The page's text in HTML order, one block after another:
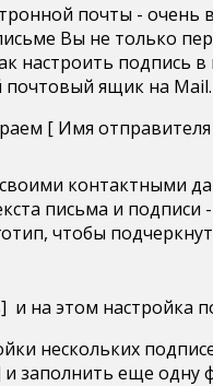
Как
настроить
подпись
на
почте
почты -
Вы не только
настроить подпись
почтовый ящик на
[ Имя
контактными
письма и
чтобы
на этом настройка
нескольких
заполнить еще одну